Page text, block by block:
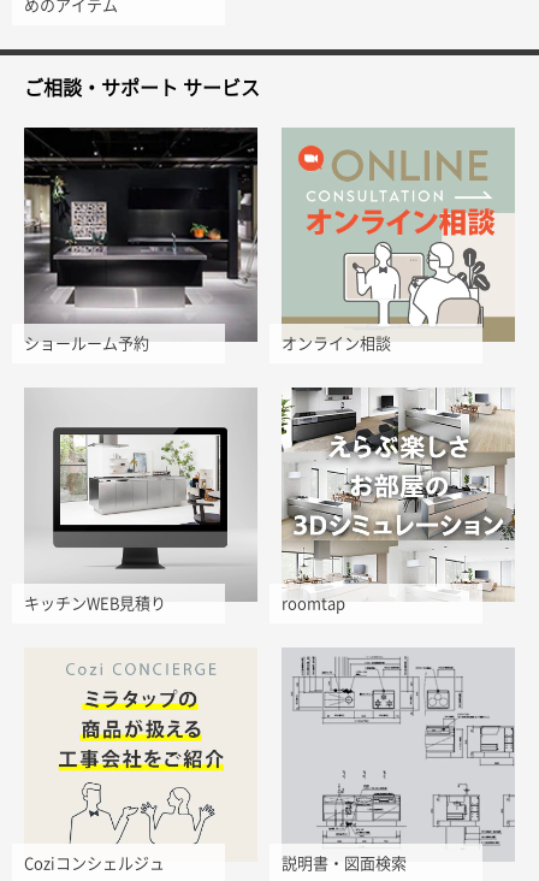
めのアイテム
ご相談・サポート サービス
ショールーム予約 オンライン相談
キッチンWEB見積り roomtap
Coziコンシェルジュ 説明書・図面検索